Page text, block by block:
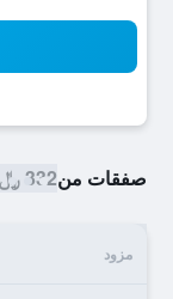
صفقات من332 ﷼
مزود